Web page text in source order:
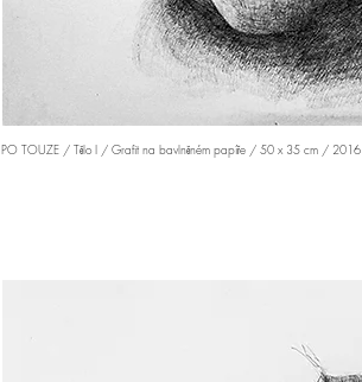
PO TOUZE / Tělo I / Grafit na bavlněném papíře / 50 x 35 cm / 2016